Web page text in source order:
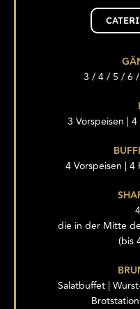
3 / 4 / 5 / 6
3 Vorspeisen |
4 Vorspeisen |
die in der Mitte
(bis
Salatbuffet |